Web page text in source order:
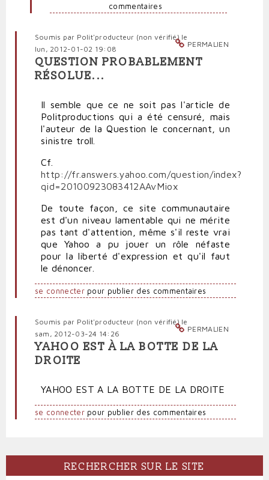
commentaires
PERMALIEN
Soumis par Polit'producteur (non vérifié)le
lun, 2012-01-02 19:08
QUESTION PROBABLEMENT
RÉSOLUE...
Il semble que ce ne soit pas l'article de
Politproductions qui a été censuré, mais
l'auteur de la Question le concernant, un
sinistre troll.
Cf.
http://fr.answers.yahoo.com/question/index?
qid=20100923083412AAvMiox
De toute façon, ce site communautaire
est d'un niveau lamentable qui ne mérite
pas tant d'attention, même s'il reste vrai
que Yahoo a pu jouer un rôle néfaste
pour la liberté d'expression et qu'il faut
le dénoncer.
se connecterpour publier des commentaires
PERMALIEN
Soumis par Polit'producteur (non vérifié)le
sam, 2012-03-24 14:26
YAHOO EST À LA BOTTE DE LA
DROITE
YAHOO EST A LA BOTTE DE LA DROITE
se connecterpour publier des commentaires
RECHERCHER SUR LE SITE